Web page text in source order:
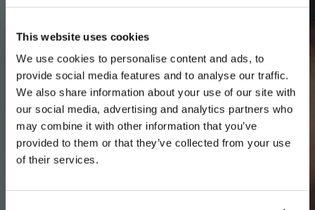
This website uses cookies
We use cookies to personalise content and ads, to
provide social media features and to analyse our traffic.
We also share information about your use of our site with
our social media, advertising and analytics partners who
may combine it with other information that you’ve
provided to them or that they’ve collected from your use
of their services.
PLEASE CHOOSE YOUR COUNTRY
We detected that you are browsing from United States, do